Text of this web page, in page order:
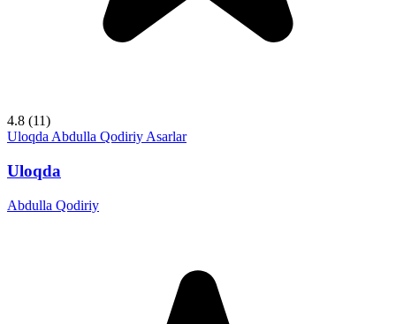
4.8 (11)
Uloqda Abdulla Qodiriy Asarlar
Uloqda
Abdulla Qodiriy